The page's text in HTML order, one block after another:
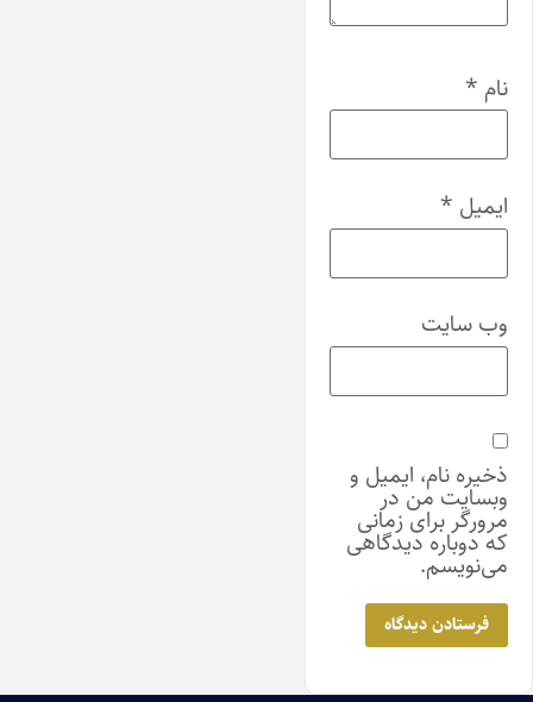
نام *
ایمیل *
وب‌ سایت
ذخیره نام، ایمیل و
وبسایت من در
مرورگر برای زمانی
که دوباره دیدگاهی
می‌نویسم.